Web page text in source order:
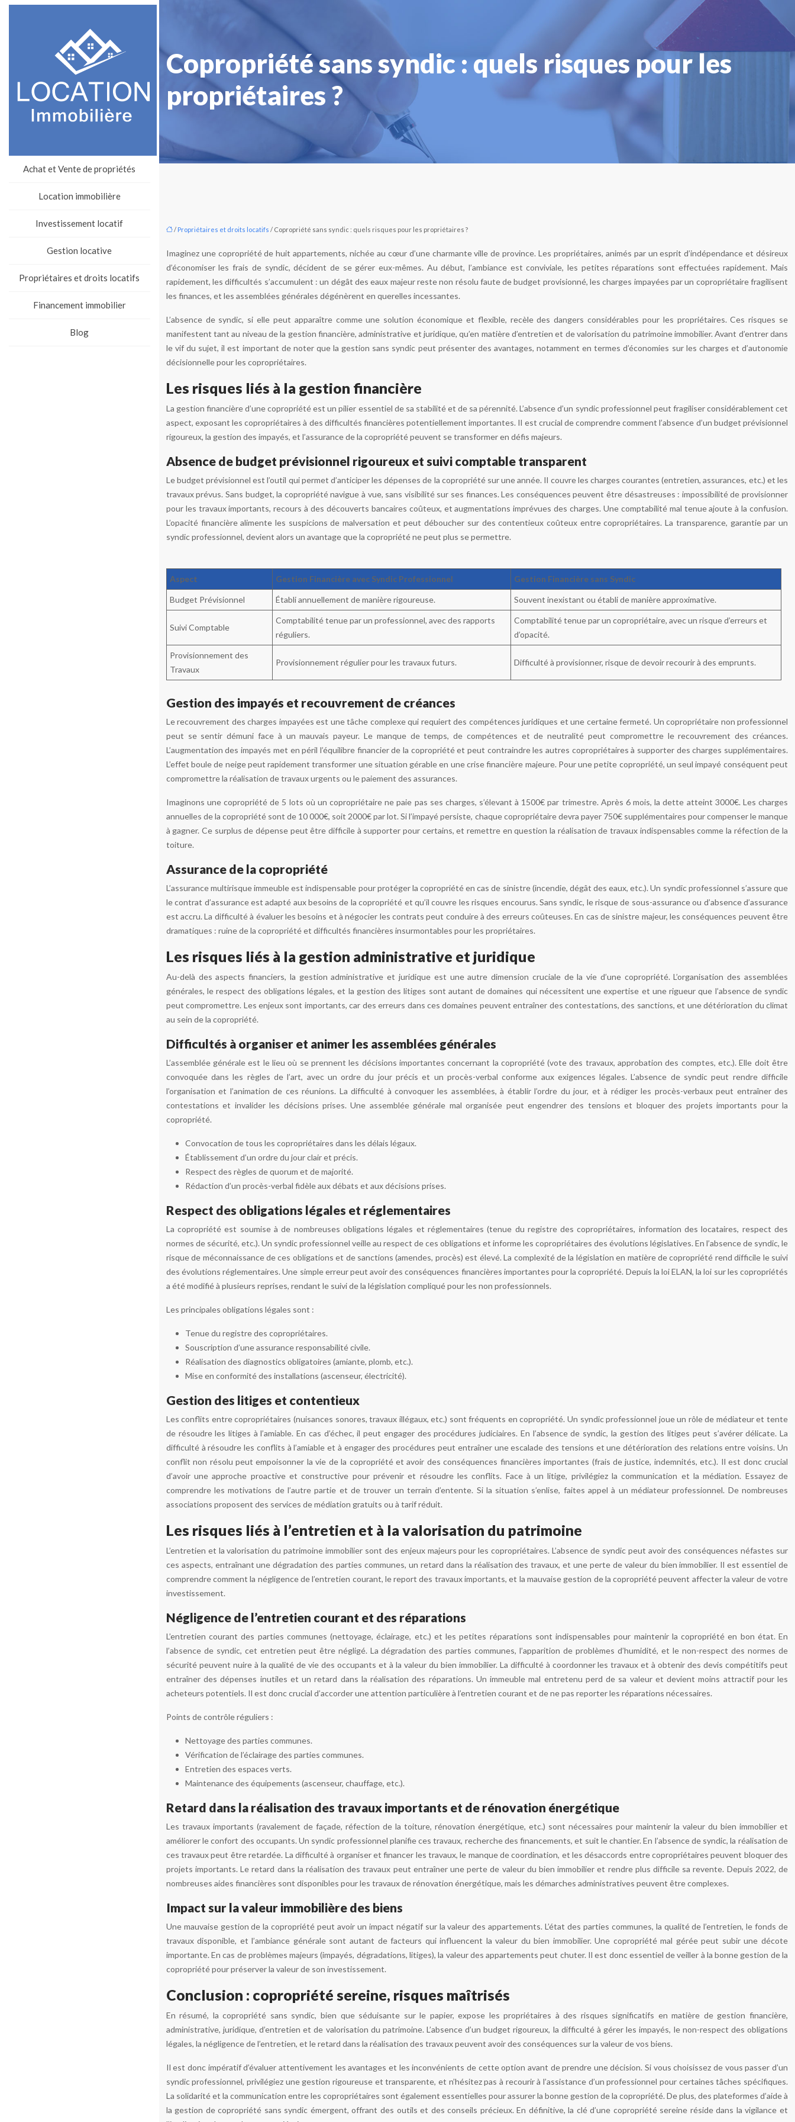
Achat et Vente de propriétés
Location immobilière
Investissement locatif
Gestion locative
Propriétaires et droits locatifs
Financement immobilier
Blog
Copropriété sans syndic : quels risques pour les
propriétaires ?
/ Propriétaires et droits locatifs / Copropriété sans syndic : quels risques pour les propriétaires ?
Imaginez une copropriété de huit appartements, nichée au cœur d’une charmante ville de province. Les propriétaires, animés par un esprit d’indépendance et désireux
d’économiser les frais de syndic, décident de se gérer eux-mêmes. Au début, l’ambiance est conviviale, les petites réparations sont effectuées rapidement. Mais
rapidement, les difficultés s’accumulent : un dégât des eaux majeur reste non résolu faute de budget provisionné, les charges impayées par un copropriétaire fragilisent
les finances, et les assemblées générales dégénèrent en querelles incessantes.
L’absence de syndic, si elle peut apparaître comme une solution économique et flexible, recèle des dangers considérables pour les propriétaires. Ces risques se
manifestent tant au niveau de la gestion financière, administrative et juridique, qu’en matière d’entretien et de valorisation du patrimoine immobilier. Avant d’entrer dans
le vif du sujet, il est important de noter que la gestion sans syndic peut présenter des avantages, notamment en termes d’économies sur les charges et d’autonomie
décisionnelle pour les copropriétaires.
Les risques liés à la gestion financière
La gestion financière d’une copropriété est un pilier essentiel de sa stabilité et de sa pérennité. L’absence d’un syndic professionnel peut fragiliser considérablement cet
aspect, exposant les copropriétaires à des difficultés financières potentiellement importantes. Il est crucial de comprendre comment l’absence d’un budget prévisionnel
rigoureux, la gestion des impayés, et l’assurance de la copropriété peuvent se transformer en défis majeurs.
Absence de budget prévisionnel rigoureux et suivi comptable transparent
Le budget prévisionnel est l’outil qui permet d’anticiper les dépenses de la copropriété sur une année. Il couvre les charges courantes (entretien, assurances, etc.) et les
travaux prévus. Sans budget, la copropriété navigue à vue, sans visibilité sur ses finances. Les conséquences peuvent être désastreuses : impossibilité de provisionner
pour les travaux importants, recours à des découverts bancaires coûteux, et augmentations imprévues des charges. Une comptabilité mal tenue ajoute à la confusion.
L’opacité financière alimente les suspicions de malversation et peut déboucher sur des contentieux coûteux entre copropriétaires. La transparence, garantie par un
syndic professionnel, devient alors un avantage que la copropriété ne peut plus se permettre.
Aspect Gestion Financière avec Syndic Professionnel Gestion Financière sans Syndic
Budget Prévisionnel Établi annuellement de manière rigoureuse. Souvent inexistant ou établi de manière approximative.
Suivi Comptable
Comptabilité tenue par un professionnel, avec des rapports
réguliers.
Comptabilité tenue par un copropriétaire, avec un risque d’erreurs et
d’opacité.
Provisionnement des
Travaux
Provisionnement régulier pour les travaux futurs. Difficulté à provisionner, risque de devoir recourir à des emprunts.
Gestion des impayés et recouvrement de créances
Le recouvrement des charges impayées est une tâche complexe qui requiert des compétences juridiques et une certaine fermeté. Un copropriétaire non professionnel
peut se sentir démuni face à un mauvais payeur. Le manque de temps, de compétences et de neutralité peut compromettre le recouvrement des créances.
L’augmentation des impayés met en péril l’équilibre financier de la copropriété et peut contraindre les autres copropriétaires à supporter des charges supplémentaires.
L’effet boule de neige peut rapidement transformer une situation gérable en une crise financière majeure. Pour une petite copropriété, un seul impayé conséquent peut
compromettre la réalisation de travaux urgents ou le paiement des assurances.
Imaginons une copropriété de 5 lots où un copropriétaire ne paie pas ses charges, s’élevant à 1500€ par trimestre. Après 6 mois, la dette atteint 3000€. Les charges
annuelles de la copropriété sont de 10 000€, soit 2000€ par lot. Si l’impayé persiste, chaque copropriétaire devra payer 750€ supplémentaires pour compenser le manque
à gagner. Ce surplus de dépense peut être difficile à supporter pour certains, et remettre en question la réalisation de travaux indispensables comme la réfection de la
toiture.
Assurance de la copropriété
L’assurance multirisque immeuble est indispensable pour protéger la copropriété en cas de sinistre (incendie, dégât des eaux, etc.). Un syndic professionnel s’assure que
le contrat d’assurance est adapté aux besoins de la copropriété et qu’il couvre les risques encourus. Sans syndic, le risque de sous-assurance ou d’absence d’assurance
est accru. La difficulté à évaluer les besoins et à négocier les contrats peut conduire à des erreurs coûteuses. En cas de sinistre majeur, les conséquences peuvent être
dramatiques : ruine de la copropriété et difficultés financières insurmontables pour les propriétaires.
Les risques liés à la gestion administrative et juridique
Au-delà des aspects financiers, la gestion administrative et juridique est une autre dimension cruciale de la vie d’une copropriété. L’organisation des assemblées
générales, le respect des obligations légales, et la gestion des litiges sont autant de domaines qui nécessitent une expertise et une rigueur que l’absence de syndic
peut compromettre. Les enjeux sont importants, car des erreurs dans ces domaines peuvent entraîner des contestations, des sanctions, et une détérioration du climat
au sein de la copropriété.
Difficultés à organiser et animer les assemblées générales
L’assemblée générale est le lieu où se prennent les décisions importantes concernant la copropriété (vote des travaux, approbation des comptes, etc.). Elle doit être
convoquée dans les règles de l’art, avec un ordre du jour précis et un procès-verbal conforme aux exigences légales. L’absence de syndic peut rendre difficile
l’organisation et l’animation de ces réunions. La difficulté à convoquer les assemblées, à établir l’ordre du jour, et à rédiger les procès-verbaux peut entraîner des
contestations et invalider les décisions prises. Une assemblée générale mal organisée peut engendrer des tensions et bloquer des projets importants pour la
copropriété.
Convocation de tous les copropriétaires dans les délais légaux.
Établissement d’un ordre du jour clair et précis.
Respect des règles de quorum et de majorité.
Rédaction d’un procès-verbal fidèle aux débats et aux décisions prises.
Respect des obligations légales et réglementaires
La copropriété est soumise à de nombreuses obligations légales et réglementaires (tenue du registre des copropriétaires, information des locataires, respect des
normes de sécurité, etc.). Un syndic professionnel veille au respect de ces obligations et informe les copropriétaires des évolutions législatives. En l’absence de syndic, le
risque de méconnaissance de ces obligations et de sanctions (amendes, procès) est élevé. La complexité de la législation en matière de copropriété rend difficile le suivi
des évolutions réglementaires. Une simple erreur peut avoir des conséquences financières importantes pour la copropriété. Depuis la loi ELAN, la loi sur les copropriétés
a été modifié à plusieurs reprises, rendant le suivi de la législation compliqué pour les non professionnels.
Les principales obligations légales sont :
Tenue du registre des copropriétaires.
Souscription d’une assurance responsabilité civile.
Réalisation des diagnostics obligatoires (amiante, plomb, etc.).
Mise en conformité des installations (ascenseur, électricité).
Gestion des litiges et contentieux
Les conflits entre copropriétaires (nuisances sonores, travaux illégaux, etc.) sont fréquents en copropriété. Un syndic professionnel joue un rôle de médiateur et tente
de résoudre les litiges à l’amiable. En cas d’échec, il peut engager des procédures judiciaires. En l’absence de syndic, la gestion des litiges peut s’avérer délicate. La
difficulté à résoudre les conflits à l’amiable et à engager des procédures peut entraîner une escalade des tensions et une détérioration des relations entre voisins. Un
conflit non résolu peut empoisonner la vie de la copropriété et avoir des conséquences financières importantes (frais de justice, indemnités, etc.). Il est donc crucial
d’avoir une approche proactive et constructive pour prévenir et résoudre les conflits. Face à un litige, privilégiez la communication et la médiation. Essayez de
comprendre les motivations de l’autre partie et de trouver un terrain d’entente. Si la situation s’enlise, faites appel à un médiateur professionnel. De nombreuses
associations proposent des services de médiation gratuits ou à tarif réduit.
Les risques liés à l’entretien et à la valorisation du patrimoine
L’entretien et la valorisation du patrimoine immobilier sont des enjeux majeurs pour les copropriétaires. L’absence de syndic peut avoir des conséquences néfastes sur
ces aspects, entraînant une dégradation des parties communes, un retard dans la réalisation des travaux, et une perte de valeur du bien immobilier. Il est essentiel de
comprendre comment la négligence de l’entretien courant, le report des travaux importants, et la mauvaise gestion de la copropriété peuvent affecter la valeur de votre
investissement.
Négligence de l’entretien courant et des réparations
L’entretien courant des parties communes (nettoyage, éclairage, etc.) et les petites réparations sont indispensables pour maintenir la copropriété en bon état. En
l’absence de syndic, cet entretien peut être négligé. La dégradation des parties communes, l’apparition de problèmes d’humidité, et le non-respect des normes de
sécurité peuvent nuire à la qualité de vie des occupants et à la valeur du bien immobilier. La difficulté à coordonner les travaux et à obtenir des devis compétitifs peut
entraîner des dépenses inutiles et un retard dans la réalisation des réparations. Un immeuble mal entretenu perd de sa valeur et devient moins attractif pour les
acheteurs potentiels. Il est donc crucial d’accorder une attention particulière à l’entretien courant et de ne pas reporter les réparations nécessaires.
Points de contrôle réguliers :
Nettoyage des parties communes.
Vérification de l’éclairage des parties communes.
Entretien des espaces verts.
Maintenance des équipements (ascenseur, chauffage, etc.).
Retard dans la réalisation des travaux importants et de rénovation énergétique
Les travaux importants (ravalement de façade, réfection de la toiture, rénovation énergétique, etc.) sont nécessaires pour maintenir la valeur du bien immobilier et
améliorer le confort des occupants. Un syndic professionnel planifie ces travaux, recherche des financements, et suit le chantier. En l’absence de syndic, la réalisation de
ces travaux peut être retardée. La difficulté à organiser et financer les travaux, le manque de coordination, et les désaccords entre copropriétaires peuvent bloquer des
projets importants. Le retard dans la réalisation des travaux peut entraîner une perte de valeur du bien immobilier et rendre plus difficile sa revente. Depuis 2022, de
nombreuses aides financières sont disponibles pour les travaux de rénovation énergétique, mais les démarches administratives peuvent être complexes.
Impact sur la valeur immobilière des biens
Une mauvaise gestion de la copropriété peut avoir un impact négatif sur la valeur des appartements. L’état des parties communes, la qualité de l’entretien, le fonds de
travaux disponible, et l’ambiance générale sont autant de facteurs qui influencent la valeur du bien immobilier. Une copropriété mal gérée peut subir une décote
importante. En cas de problèmes majeurs (impayés, dégradations, litiges), la valeur des appartements peut chuter. Il est donc essentiel de veiller à la bonne gestion de la
copropriété pour préserver la valeur de son investissement.
Conclusion : copropriété sereine, risques maîtrisés
En résumé, la copropriété sans syndic, bien que séduisante sur le papier, expose les propriétaires à des risques significatifs en matière de gestion financière,
administrative, juridique, d’entretien et de valorisation du patrimoine. L’absence d’un budget rigoureux, la difficulté à gérer les impayés, le non-respect des obligations
légales, la négligence de l’entretien, et le retard dans la réalisation des travaux peuvent avoir des conséquences sur la valeur de vos biens.
Il est donc impératif d’évaluer attentivement les avantages et les inconvénients de cette option avant de prendre une décision. Si vous choisissez de vous passer d’un
syndic professionnel, privilégiez une gestion rigoureuse et transparente, et n’hésitez pas à recourir à l’assistance d’un professionnel pour certaines tâches spécifiques.
La solidarité et la communication entre les copropriétaires sont également essentielles pour assurer la bonne gestion de la copropriété. De plus, des plateformes d’aide à
la gestion de copropriété sans syndic émergent, offrant des outils et des conseils précieux. En définitive, la clé d’une copropriété sereine réside dans la vigilance et